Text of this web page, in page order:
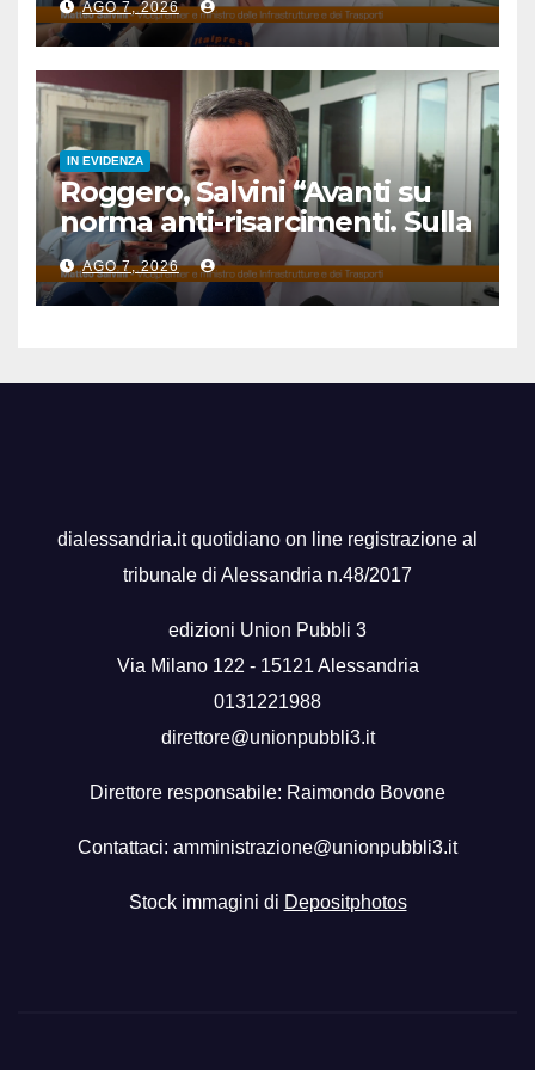
AGO 7, 2026
IN EVIDENZA
Roggero, Salvini “Avanti su
norma anti-risarcimenti. Sulla
grazia profilo basso”
AGO 7, 2026
dialessandria.it quotidiano on line registrazione al
tribunale di Alessandria n.48/2017
edizioni Union Pubbli 3
Via Milano 122 - 15121 Alessandria
0131221988
direttore@unionpubbli3.it
Direttore responsabile: Raimondo Bovone
Contattaci: amministrazione@unionpubbli3.it
Stock immagini di Depositphotos